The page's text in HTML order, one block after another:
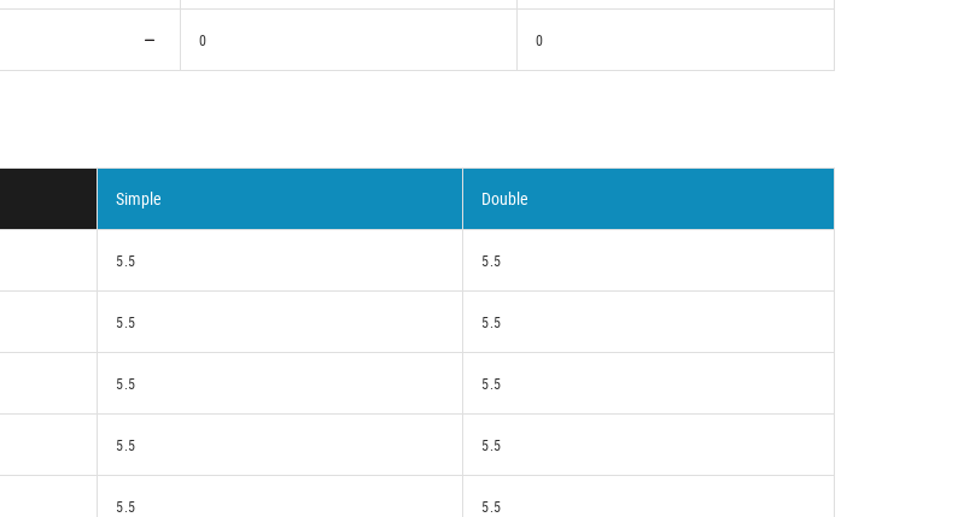
0 0
Simple Double
5.5 5.5
5.5 5.5
5.5 5.5
5.5 5.5
5.5 5.5